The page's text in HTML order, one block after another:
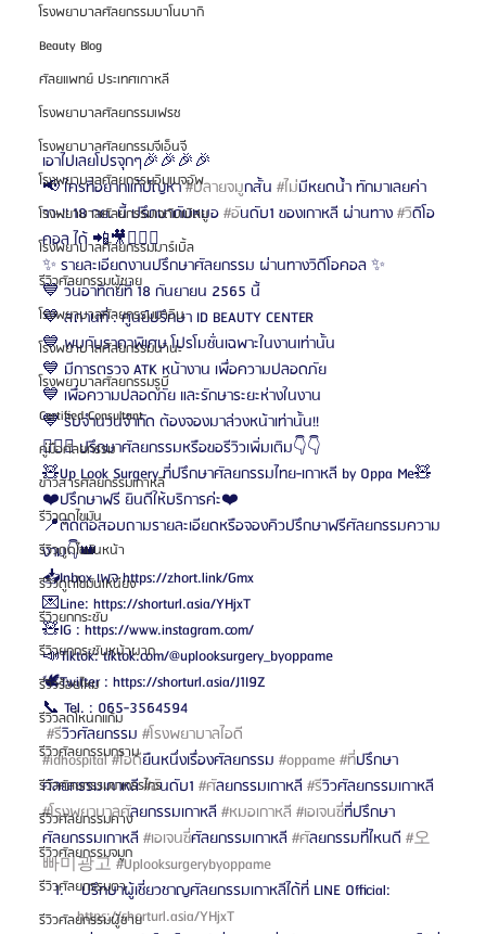
โรงพยาบาลศัลยกรรมบาโนบากิ
Beauty Blog
ศัลยแพทย์ ประเทศเกาหลี
โรงพยาบาลศัลยกรรมเฟรช
โรงพยาบาลศัลยกรรมจีเอ็นจี
โรงพยาบาลศัลยกรรมอิมเมจอัพ
โรงพยาบาลศัลยกรรมเจดับเบิลยู
โรงพยาบาลศัลยกรรมมาร์เบิ้ล
รีวิวศัลยกรรมผู้ชาย
โรงพยาบาลศัลยกรรมมาอิน
โรงพยาบาลศัลยกรรมนานะ
โรงพยาบาลศัลยกรรมรูบี
Certified Consultant
คู่มือศัลยกรรม
ข่าวสารศัลยกรรมเกาหลี
รีวิวดูดไขมัน
รีวิวดูดไขมันหน้า
รีวิวดูดไขมันเหนียง
รีวิวยกกระชับ
รีวิวยกกระชับหน้าผาก
รีวิวร้อยไหม
รีวิวลดโหนกแก้ม
รีวิวศัลยกรรมกราม
รีวิวศัลยกรรมขากรรไกร
รีวิวศัลยกรรมคาง
รีวิวศัลยกรรมจมูก
รีวิวศัลยกรรมตา
รีวิวศัลยกรรมผู้ชาย
เอาไปเลยโปรจุกๆ🎉🎉🎉🎉
📢 ใครที่อยากแก้ปัญหา #ปลายจมูกสั้น #ไม่มีหยดน้ำ ทักมาเลยค่า
าา~!! 18 กย. นี้ ปรึกษากับหมอ #อันดับ1 ของเกาหลี ผ่านทาง #วิดิโอ
คอล ได้ 📲🎥👨🏻‍⚕️
✨ รายละเอียดงานปรึกษาศัลยกรรม ผ่านทางวิดีโอคอล ✨
💙 วันอาทิตย์ที่ 18 กันยายน 2565 นี้
💙 สถานที่ : ศูนย์ปรึกษา ID BEAUTY CENTER
💙 พบกับราคาพิเศษ โปรโมชั่นเฉพาะในงานเท่านั้น
💙 มีการตรวจ ATK หน้างาน เพื่อความปลอดภัย
💙 เพื่อความปลอดภัย และรักษาระยะห่างในงาน
💙 รับจำนวนจำกัด ต้องจองมาล่วงหน้าเท่านั้น!!
👨🏻‍⚕️ ปรึกษาศัลยกรรมหรือขอรีวิวเพิ่มเติม👇👇
🧸Up Look Surgery ที่ปรึกษาศัลยกรรมไทย-เกาหลี by Oppa Me🧸
❤️ปรึกษาฟรี ยินดีให้บริการค่ะ❤️
📍ติดต่อสอบถามรายละเอียดหรือจองคิวปรึกษาฟรีศัลยกรรมความ
งาม👇👑
📥Inbox เพจ https://zhort.link/Gmx
💌Line: https://shorturl.asia/YHjxT
🧸IG : https://www.instagram.com/
📣Tiktok: tiktok.com/@uplooksurgery_byoppame
🕊️Twitter : https://shorturl.asia/J1I9Z
📞 Tel. : 065-3564594
#รีวิวศัลยกรรม #โรงพยาบาลไอด
#idhospital#ไอดียืนหนึ่งเรื่องศัลยกรรม #oppame#ที่ปรึกษา
ศัลยกรรมเกาหลี #อันดับ1 #ศัลยกรรมเกาหลี #รีวิวศัลยกรรมเกาหลี
#โรงพยาบาลศัลยกรรมเกาหลี #หมอเกาหล ี #เอเจนซี่ที่ปรึกษา
ศัลยกรรมเกาหลี #เอเจนซี่ศัลยกรรมเกาหลี #ศัลยกรรมที่ไหนดี #오
빠미광고 #Uplooksurgerybyoppame
ปรึกษาผู้เชี่ยวชาญศัลยกรรมเกาหลีได้ที่ LINE Official:
https://shorturl.asia/YHjxT